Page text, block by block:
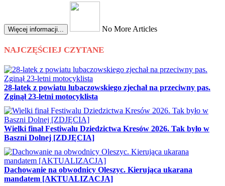
Więcej informacji... No More Articles
NAJCZĘŚCIEJ CZYTANE
28-latek z powiatu lubaczowskiego zjechał na przeciwny pas.
Zginął 23-letni motocyklista
Wielki finał Festiwalu Dziedzictwa Kresów 2026. Tak było w
Baszni Dolnej [ZDJĘCIA]
Dachowanie na obwodnicy Oleszyc. Kierująca ukarana
mandatem [AKTUALIZACJA]